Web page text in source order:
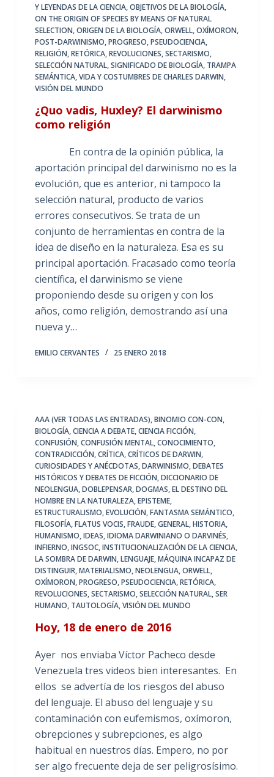
Y LEYENDAS DE LA CIENCIA,OBJETIVOS DE LA BIOLOGÍA,
ON THE ORIGIN OF SPECIES BY MEANS OF NATURAL
SELECTION,ORIGEN DE LA BIOLOGÍA,ORWELL,OXÍMORON,
POST-DARWINISMO,PROGRESO,PSEUDOCIENCIA,
RELIGIÓN,RETÓRICA,REVOLUCIONES,SECTARISMO,
SELECCIÓN NATURAL,SIGNIFICADO DE BIOLOGÍA, TRAMPA
SEMÁNTICA,VIDA Y COSTUMBRES DE CHARLES DARWIN,
VISIÓN DEL MUNDO
¿Quo vadis, Huxley? El darwinismo
como religión
En contra de la opinión pública, la
aportación principal del darwinismo no es la
evolución, que es anterior, ni tampoco la
selección natural, producto de varios
errores consecutivos. Se trata de un
conjunto de herramientas en contra de la
idea de diseño en la naturaleza. Esa es su
principal aportación. Fracasado como teoría
científica, el darwinismo se viene
proponiendo desde su origen y con los
años, como religión, demostrando así una
nueva y…
EMILIO CERVANTES 25 ENERO 2018
AAA (VER TODAS LAS ENTRADAS),BINOMIO CON-CON,
BIOLOGÍA,CIENCIA A DEBATE,CIENCIA FICCIÓN,
CONFUSIÓN,CONFUSIÓN MENTAL,CONOCIMIENTO,
CONTRADICCIÓN,CRÍTICA,CRÍTICOS DE DARWIN,
CURIOSIDADES Y ANÉCDOTAS,DARWINISMO,DEBATES
HISTÓRICOS Y DEBATES DE FICCIÓN,DICCIONARIO DE
NEOLENGUA,DOBLEPENSAR,DOGMAS,EL DESTINO DEL
HOMBRE EN LA NATURALEZA,EPISTEME,
ESTRUCTURALISMO,EVOLUCIÓN,FANTASMA SEMÁNTICO,
FILOSOFÍA,FLATUS VOCIS,FRAUDE,GENERAL,HISTORIA,
HUMANISMO,IDEAS,IDIOMA DARWINIANO O DARVINÉS,
INFIERNO,INGSOC,INSTITUCIONALIZACIÓN DE LA CIENCIA,
LA SOMBRA DE DARWIN,LENGUAJE,MÁQUINA INCAPAZ DE
DISTINGUIR,MATERIALISMO,NEOLENGUA,ORWELL,
OXÍMORON,PROGRESO,PSEUDOCIENCIA,RETÓRICA,
REVOLUCIONES,SECTARISMO,SELECCIÓN NATURAL,SER
HUMANO, TAUTOLOGÍA,VISIÓN DEL MUNDO
Hoy, 18 de enero de 2016
Ayer nos enviaba Víctor Pacheco desde
Venezuela tres videos bien interesantes. En
ellos se advertía de los riesgos del abuso
del lenguaje. El abuso del lenguaje y su
contaminación con eufemismos, oxímoron,
obrepciones y subrepciones, es algo
habitual en nuestros días. Empero, no por
ser algo frecuente deja de ser peligrosísimo.